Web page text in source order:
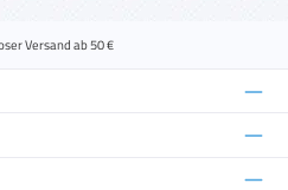
Versand ab 50 €